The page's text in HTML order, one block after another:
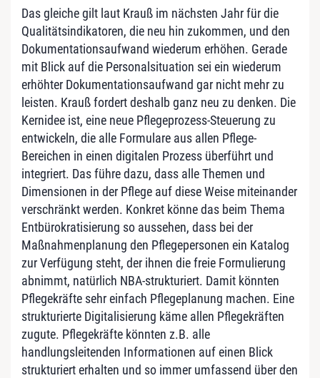
Das gleiche gilt laut Krauß im nächsten Jahr für die
Qualitätsindikatoren, die neu hin zukommen, und den
Dokumentationsaufwand wiederum erhöhen. Gerade
mit Blick auf die Personalsituation sei ein wiederum
erhöhter Dokumentationsaufwand gar nicht mehr zu
leisten. Krauß fordert deshalb ganz neu zu denken. Die
Kernidee ist, eine neue Pflegeprozess-Steuerung zu
entwickeln, die alle Formulare aus allen Pflege-
Bereichen in einen digitalen Prozess überführt und
integriert. Das führe dazu, dass alle Themen und
Dimensionen in der Pflege auf diese Weise miteinander
verschränkt werden. Konkret könne das beim Thema
Entbürokratisierung so aussehen, dass bei der
Maßnahmenplanung den Pflegepersonen ein Katalog
zur Verfügung steht, der ihnen die freie Formulierung
abnimmt, natürlich NBA-strukturiert. Damit könnten
Pflegekräfte sehr einfach Pflegeplanung machen. Eine
strukturierte Digitalisierung käme allen Pflegekräften
zugute. Pflegekräfte könnten z.B. alle
handlungsleitenden Informationen auf einen Blick
strukturiert erhalten und so immer umfassend über den